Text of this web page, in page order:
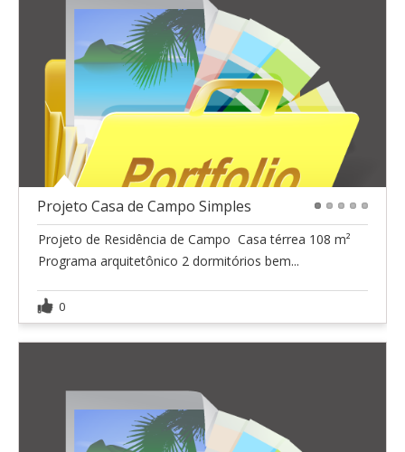
Projeto Casa de Campo Simples
Projeto de Residência de Campo  Casa térrea 108 m²
Programa arquitetônico 2 dormitórios bem...
0